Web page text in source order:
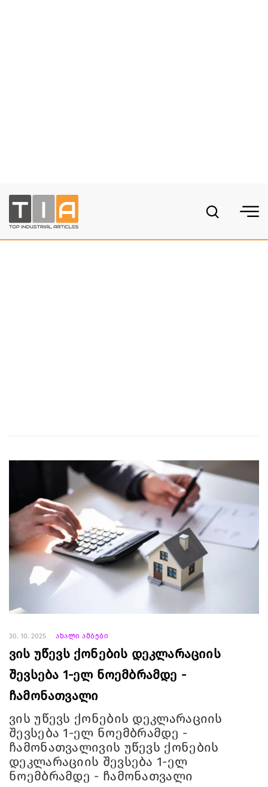
30. 10. 2025 ახალი ამბები
ვის უწევს ქონების დეკლარაციის
შევსება 1-ელ ნოემბრამდე -
ჩამონათვალი
ვის უწევს ქონების დეკლარაციის
შევსება 1-ელ ნოემბრამდე -
ჩამონათვალივის უწევს ქონების
დეკლარაციის შევსება 1-ელ
ნოემბრამდე - ჩამონათვალი